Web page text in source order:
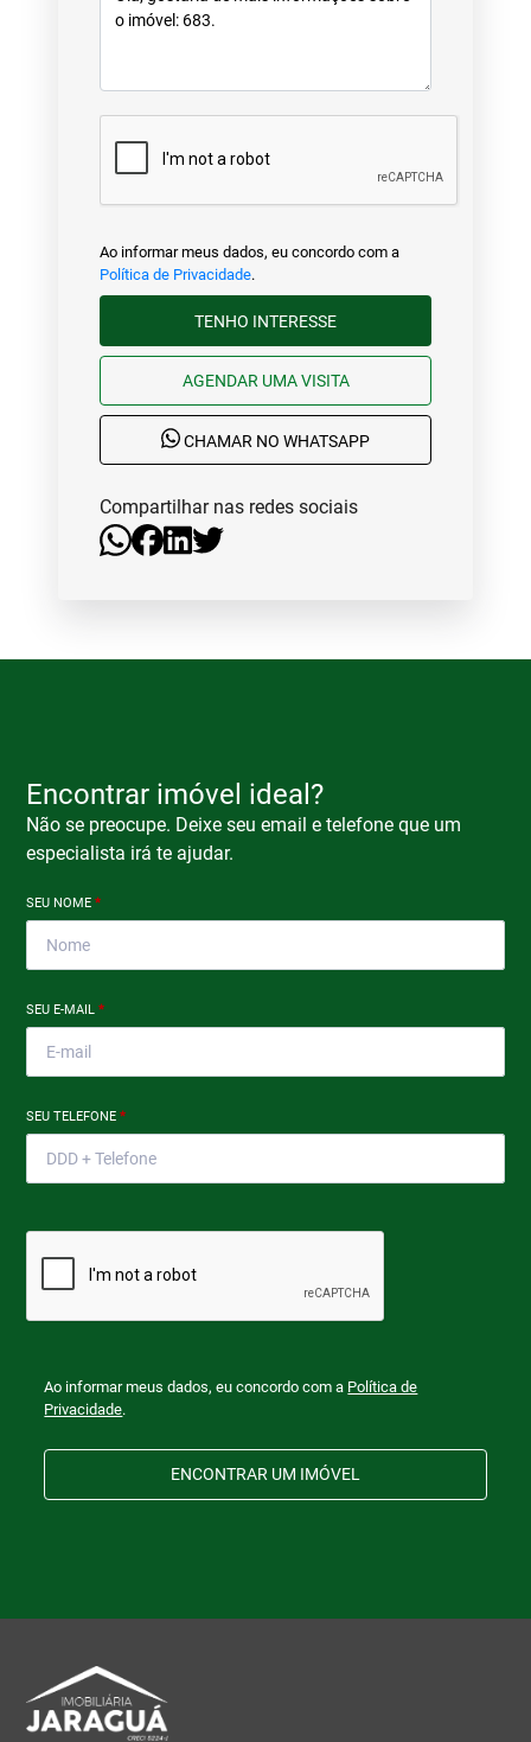
Ao informar meus dados, eu concordo com a
Política de Privacidade.
TENHO INTERESSE
AGENDAR UMA VISITA
CHAMAR NO WHATSAPP
Compartilhar nas redes sociais
Encontrar imóvel ideal?
Não se preocupe. Deixe seu email e telefone que um
especialista irá te ajudar.
SEU NOME*
SEU E-MAIL*
SEU TELEFONE*
Ao informar meus dados, eu concordo com a Política de
Privacidade.
ENCONTRAR UM IMÓVEL